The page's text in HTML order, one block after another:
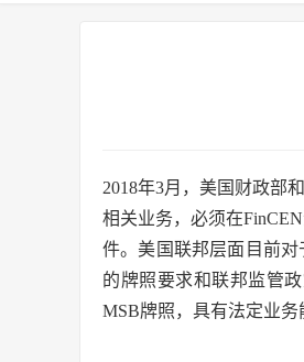
2018年3月，美国财政部
相关业务，必须在
件。美国联邦层面目前
的牌照要求和联邦监管
MSB牌照，具有法定业